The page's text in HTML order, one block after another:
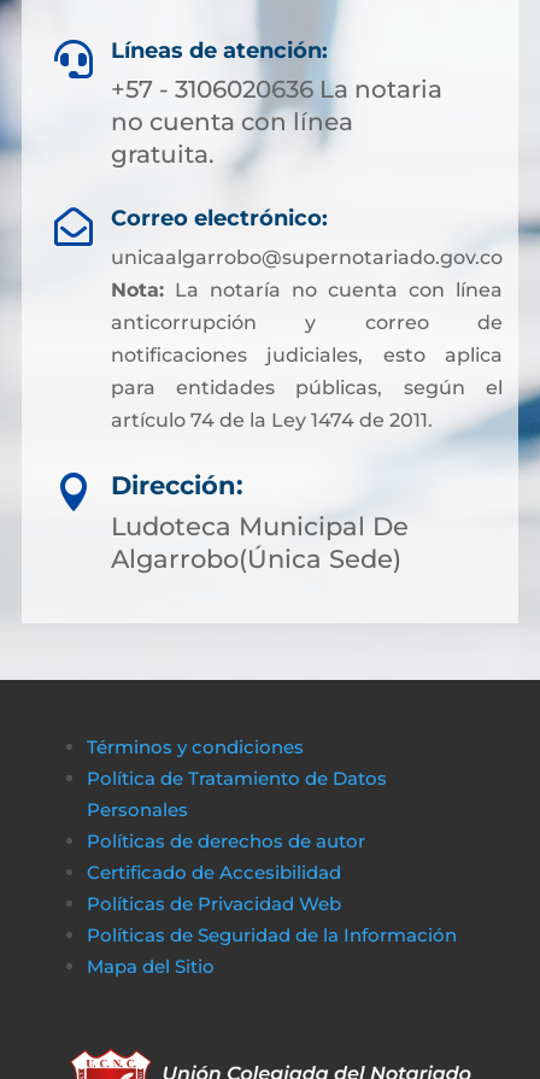
 Líneas de atención:
+57 - 3106020636 La notaria
no cuenta con línea
gratuita.
 Correo electrónico:
unicaalgarrobo@supernotariado.gov.co
Nota:La notaría no cuenta con línea
anticorrupción y correo de
notificaciones judiciales, esto aplica
para entidades públicas, según el
artículo 74 de la Ley 1474 de 2011.

Dirección:
Ludoteca Municipal De
Algarrobo(Única Sede)
Términos y condiciones
Política de Tratamiento de Datos
Personales
Políticas de derechos de autor
Certificado de Accesibilidad
Políticas de Privacidad Web
Políticas de Seguridad de la Información
Mapa del Sitio